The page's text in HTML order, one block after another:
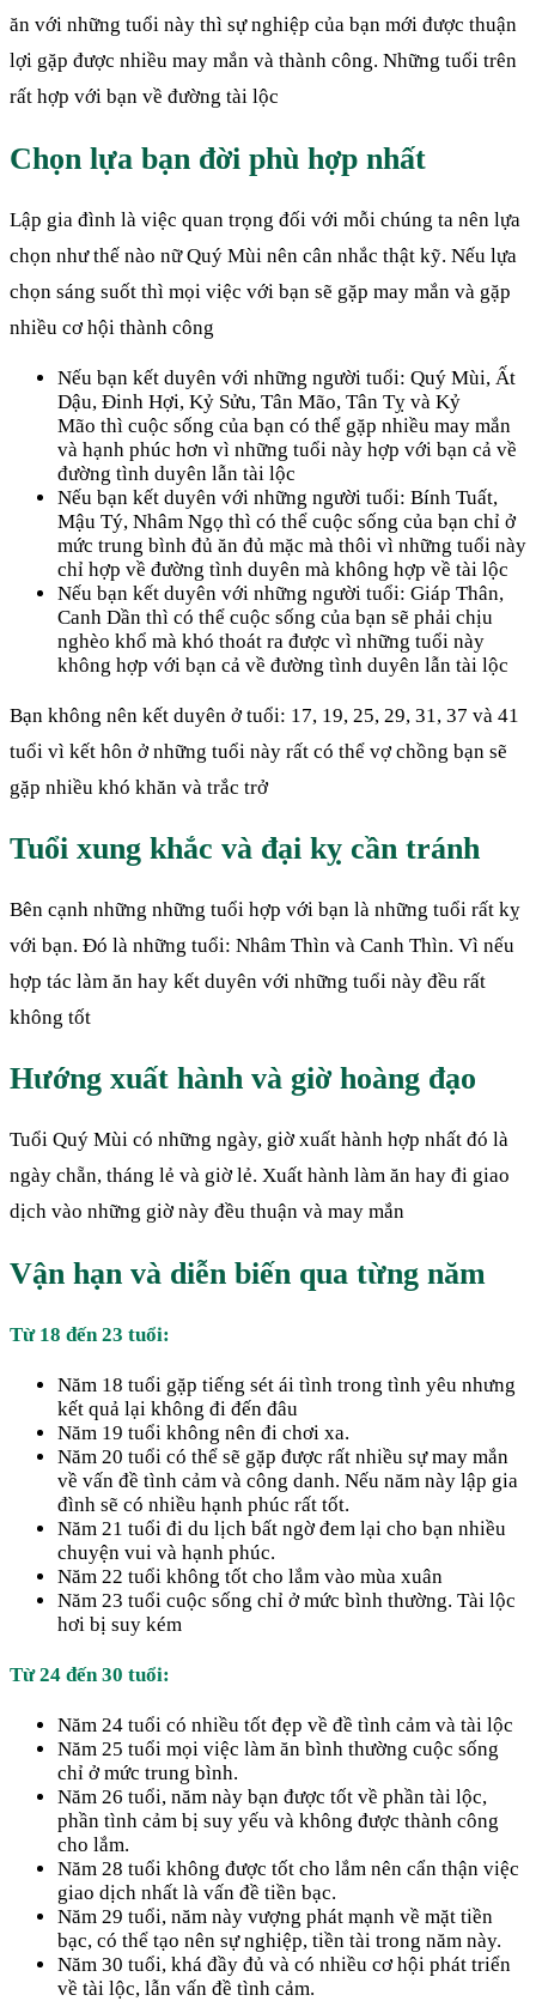
ăn với những tuổi này thì sự nghiệp của bạn mới được thuận
lợi gặp được nhiều may mắn và thành công. Những tuổi trên
rất hợp với bạn về đường tài lộc
Chọn lựa bạn đời phù hợp nhất
Lập gia đình là việc quan trọng đối với mỗi chúng ta nên lựa
chọn như thế nào nữ Quý Mùi nên cân nhắc thật kỹ. Nếu lựa
chọn sáng suốt thì mọi việc với bạn sẽ gặp may mắn và gặp
nhiều cơ hội thành công
Nếu bạn kết duyên với những người tuổi: Quý Mùi, Ất
Dậu, Đinh Hợi, Kỷ Sửu, Tân Mão, Tân Tỵ và Kỷ
Mão thì cuộc sống của bạn có thể gặp nhiều may mắn
và hạnh phúc hơn vì những tuổi này hợp với bạn cả về
đường tình duyên lẫn tài lộc
Nếu bạn kết duyên với những người tuổi: Bính Tuất,
Mậu Tý, Nhâm Ngọ thì có thể cuộc sống của bạn chỉ ở
mức trung bình đủ ăn đủ mặc mà thôi vì những tuổi này
chỉ hợp về đường tình duyên mà không hợp về tài lộc
Nếu bạn kết duyên với những người tuổi: Giáp Thân,
Canh Dần thì có thể cuộc sống của bạn sẽ phải chịu
nghèo khổ mà khó thoát ra được vì những tuổi này
không hợp với bạn cả về đường tình duyên lẫn tài lộc
Bạn không nên kết duyên ở tuổi: 17, 19, 25, 29, 31, 37 và 41
tuổi vì kết hôn ở những tuổi này rất có thể vợ chồng bạn sẽ
gặp nhiều khó khăn và trắc trở
Tuổi xung khắc và đại kỵ cần tránh
Bên cạnh những những tuổi hợp với bạn là những tuổi rất kỵ
với bạn. Đó là những tuổi: Nhâm Thìn và Canh Thìn. Vì nếu
hợp tác làm ăn hay kết duyên với những tuổi này đều rất
không tốt
Hướng xuất hành và giờ hoàng đạo
Tuổi Quý Mùi có những ngày, giờ xuất hành hợp nhất đó là
ngày chẵn, tháng lẻ và giờ lẻ. Xuất hành làm ăn hay đi giao
dịch vào những giờ này đều thuận và may mắn
Vận hạn và diễn biến qua từng năm
Từ 18 đến 23 tuổi:
Năm 18 tuổi gặp tiếng sét ái tình trong tình yêu nhưng
kết quả lại không đi đến đâu
Năm 19 tuổi không nên đi chơi xa.
Năm 20 tuổi có thể sẽ gặp được rất nhiều sự may mắn
về vấn đề tình cảm và công danh. Nếu năm này lập gia
đình sẽ có nhiều hạnh phúc rất tốt.
Năm 21 tuổi đi du lịch bất ngờ đem lại cho bạn nhiều
chuyện vui và hạnh phúc.
Năm 22 tuổi không tốt cho lắm vào mùa xuân
Năm 23 tuổi cuộc sống chỉ ở mức bình thường. Tài lộc
hơi bị suy kém
Từ 24 đến 30 tuổi:
Năm 24 tuổi có nhiều tốt đẹp về đề tình cảm và tài lộc
Năm 25 tuổi mọi việc làm ăn bình thường cuộc sống
chỉ ở mức trung bình.
Năm 26 tuổi, năm này bạn được tốt về phần tài lộc,
phần tình cảm bị suy yếu và không được thành công
cho lắm.
Năm 28 tuổi không được tốt cho lắm nên cẩn thận việc
giao dịch nhất là vấn đề tiền bạc.
Năm 29 tuổi, năm này vượng phát mạnh về mặt tiền
bạc, có thể tạo nên sự nghiệp, tiền tài trong năm này.
Năm 30 tuổi, khá đầy đủ và có nhiều cơ hội phát triển
về tài lộc, lẫn vấn đề tình cảm.